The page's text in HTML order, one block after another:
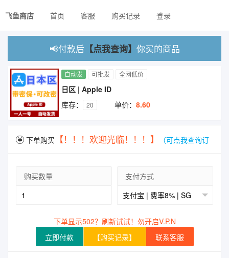
飞鱼商店 首页 客服 购买记录 登录
📢付款后【点我查询】 你买的商品
自动发 可批发 全网低价
日区 | Apple ID
库存：
20 单价： 8.60
下单购买 【！！！欢迎光临！！！】 （可点我查询订
购买数量
支付方式
下单显示502？刷新试试！勿开启V.P.N
立即付款
【购买记录】 联系客服